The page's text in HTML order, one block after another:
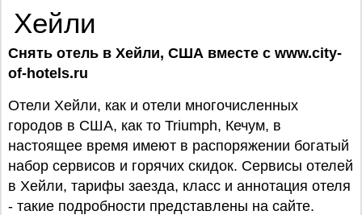
Хейли
Снять отель в Хейли, США вместе с www.city-
of-hotels.ru
Отели Хейли, как и отели многочисленных
городов в США, как то Triumph, Кечум, в
настоящее время имеют в распоряжении богатый
набор сервисов и горячих скидок. Сервисы отелей
в Хейли, тарифы заезда, класс и аннотация отеля
- такие подробности представлены на сайте.